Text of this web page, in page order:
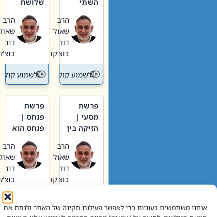
אנחנו משתמשים בעוגיות כדי לאפשר פעילות תקינה של האתר ולנתח את
וערב של
חיינו
הרב
שאול
דוד
בוצ'קו
לשמוע קול תורה – מדרש
האבות
הרב
שאול
דוד
בוצ'קו
לשמוע קול
פרשת
מסעי |
הזיקה בין
הגדול לעם הרב
שאול
דוד
בוצ'קו
לשמוע קול תורה – מדרש
פרשת
פנחס |
פנחס הוא
אליהו: בין
קנאות
הורסת
לקנאות
בונה
הרב
שאול
דוד
בוצ'קו
לשמוע קול